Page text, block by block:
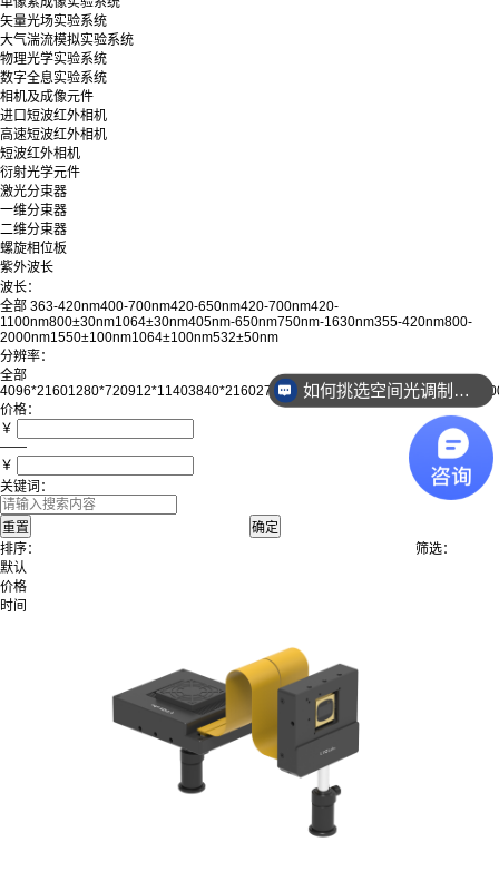
矢量光场实验系统
大气湍流模拟实验系统
物理光学实验系统
数字全息实验系统
相机及成像元件
进口短波红外相机
高速短波红外相机
短波红外相机
衍射光学元件
激光分束器
一维分束器
二维分束器
螺旋相位板
紫外波长
波长：
全部 363-420nm400-700nm420-650nm420-700nm420-
1100nm800±30nm1064±30nm405nm-650nm750nm-1630nm355-420nm800-
2000nm1550±100nm1064±100nm532±50nm
分辨率：
全部
4096*21601280*720912*11403840*21602716*16001358*8002560*1600
价格：
￥
——
￥
关键词：
排序：
默认
价格
时间
筛选：
如何挑选空间光调制器？